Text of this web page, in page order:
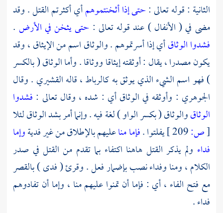
الثانية : قوله تعالى :حتى إذا أثخنتموهمأي أكثرتم القتل . وقد
مضى في ( الأنفال ) عند قوله تعالى : حتى يثخن في الأرض .
فشدوا الوثاقأي إذا أسرتموهم . والوثاق اسم من الإيثاق ، وقد
يكون مصدرا ، يقال : أوثقته إيثاقا ووثاقا . وأما الوثاق ( بالكسر
) فهو اسم الشيء الذي يوثق به كالرباط ، قالهالقشيري . وقال
الجوهري : وأوثقه في الوثاق أي : شده ، وقال تعالى : فشدوا
الوثاقوالوثاق ( بكسر الواو ) لغة فيه . وإنما أمر بشد الوثاق لئلا
[ص: يفلتوا .فإما مناعليهم بالإطلاق من غير فديةوإما
فداء ولم يذكر القتل هاهنا اكتفاء بما تقدم من القتل في صدر
الكلام ، ومنا وفداء نصب بإضمار فعل . وقرئ ( فدى ) بالقصر
مع فتح الفاء ، أي : فإما أن تمنوا عليهم منا ، وإما أن تفادوهم
فداء .